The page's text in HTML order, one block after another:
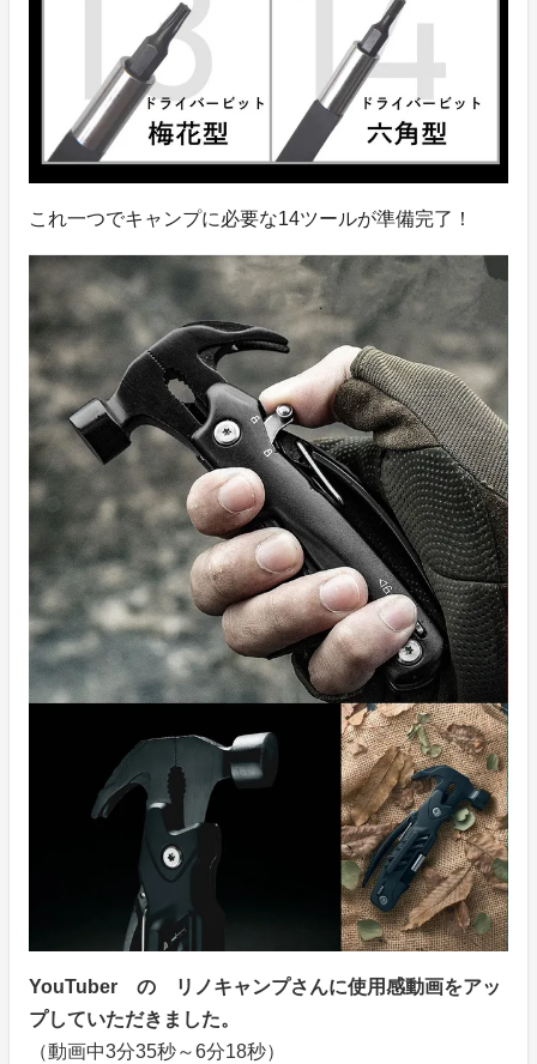
これ一つでキャンプに必要な14ツールが準備完了！
YouTuber の リノキャンプさんに使用感動画をアッ
プしていただきました。
（動画中3分35秒～6分18秒）